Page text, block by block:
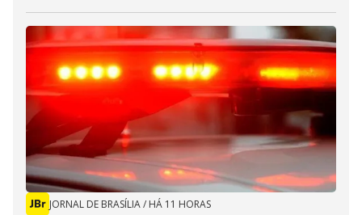
JORNAL DE BRASÍLIA/ HÁ 11 HORAS